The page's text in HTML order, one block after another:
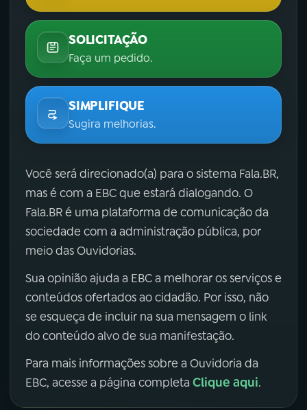
SOLICITAÇÃO
Faça um pedido.
SIMPLIFIQUE
Sugira melhorias.
Você será direcionado(a) para o sistema Fala.BR,
mas é com a EBC que estará dialogando. O
Fala.BR é uma plataforma de comunicação da
sociedade com a administração pública, por
meio das Ouvidorias.
Sua opinião ajuda a EBC a melhorar os serviços e
conteúdos ofertados ao cidadão. Por isso, não
se esqueça de incluir na sua mensagem o link
do conteúdo alvo de sua manifestação.
Para mais informações sobre a Ouvidoria da
EBC, acesse a página completa Clique aqui.